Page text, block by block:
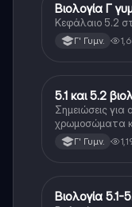
Βιολογία
Βιολογία Γ
Κεφάλαιο 5.2
Γ' Γυμν.
Βιολογία
5.1 και 5.2
Σημειώσεις
χρωμοσώματα
Γ' Γυμν.
Βιολογία
Βιολογία 5.1-